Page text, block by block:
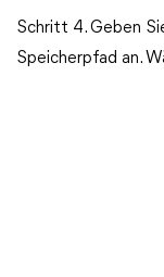
Schritt 4. Geben
Speicherpfad an.